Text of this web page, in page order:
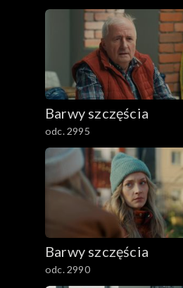
Barwy szczęścia
odc. 2995
Barwy szczęścia
odc. 2990